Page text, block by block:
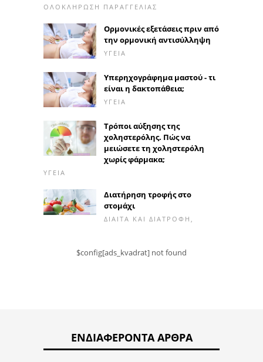
ΟΛΟΚΛΉΡΩΣΗ ΠΑΡΑΓΓΕΛΊΑΣ
Ορμονικές εξετάσεις πριν από
την ορμονική αντισύλληψη
ΥΓΕΊΑ
Υπερηχογράφημα μαστού - τι
είναι η δακτοπάθεια;
ΥΓΕΊΑ
Τρόποι αύξησης της
χοληστερόλης. Πώς να
μειώσετε τη χοληστερόλη
χωρίς φάρμακα;
ΥΓΕΊΑ
Διατήρηση τροφής στο
στομάχι
ΔΊΑΙΤΑ ΚΑΙ ΔΙΑΤΡΟΦΉ,
$config[ads_kvadrat] not found
ΕΝΔΙΑΦΈΡΟΝΤΑ ΆΡΘΡΑ